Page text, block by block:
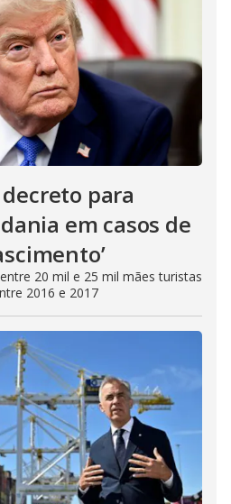
para
em casos de
20 mil e 25 mil mães turistas
2016 e 2017